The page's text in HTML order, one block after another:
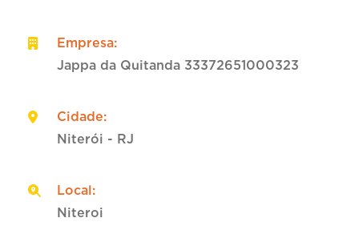
Empresa:
Jappa da Quitanda 33372651000323
Cidade:
Niterói - RJ
Local:
Niteroi